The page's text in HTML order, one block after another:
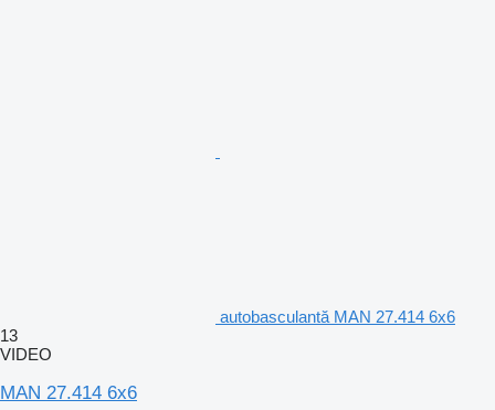
autobasculantă MAN 27.414 6x6
13
VIDEO
MAN 27.414 6x6